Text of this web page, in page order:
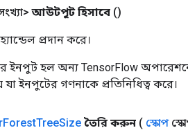
আউটপুট হিসাবে ()
প্রদান করে।
ইনপুট হল অন্য TensorFlow
ইনপুটের গণনাকে প্রতিনিধিত্ব করে।
ForestTreeSize তৈরি করুন ( স্কোপ